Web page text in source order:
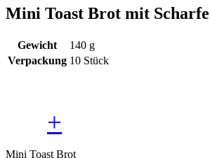
Mini Toast Brot mit
Gewicht
140 g
Verpackung 10 Stück
+
Mini Toast Brot